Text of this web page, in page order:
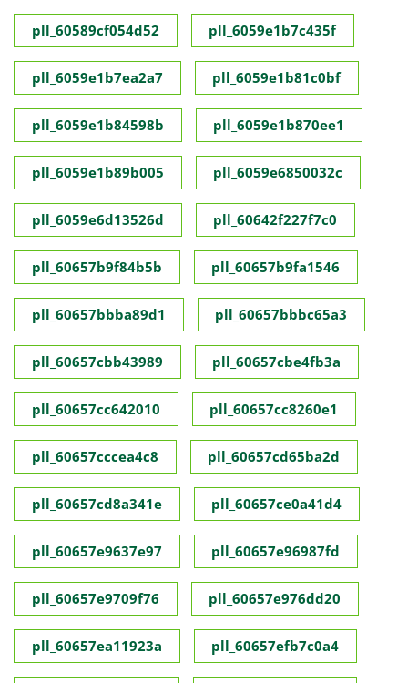
pll_60589cf054d52 pll_6059e1b7c435f
pll_6059e1b7ea2a7 pll_6059e1b81c0bf
pll_6059e1b84598b pll_6059e1b870ee1
pll_6059e1b89b005 pll_6059e6850032c
pll_6059e6d13526d pll_60642f227f7c0
pll_60657b9f84b5b pll_60657b9fa1546
pll_60657bbba89d1 pll_60657bbbc65a3
pll_60657cbb43989 pll_60657cbe4fb3a
pll_60657cc642010 pll_60657cc8260e1
pll_60657cccea4c8 pll_60657cd65ba2d
pll_60657cd8a341e pll_60657ce0a41d4
pll_60657e9637e97 pll_60657e96987fd
pll_60657e9709f76 pll_60657e976dd20
pll_60657ea11923a pll_60657efb7c0a4